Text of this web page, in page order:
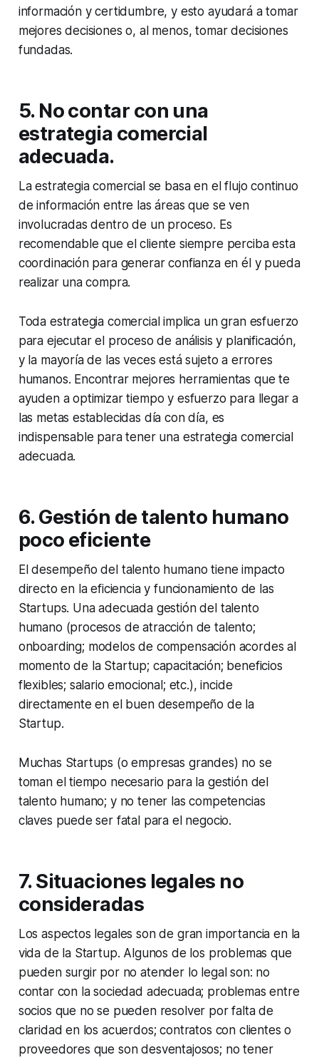
información y certidumbre, y esto ayudará a tomar
mejores decisiones o, al menos, tomar decisiones
fundadas.
5. No contar con una
estrategia comercial
adecuada.
La estrategia comercial se basa en el flujo continuo
de información entre las áreas que se ven
involucradas dentro de un proceso. Es
recomendable que el cliente siempre perciba esta
coordinación para generar confianza en él y pueda
realizar una compra.
Toda estrategia comercial implica un gran esfuerzo
para ejecutar el proceso de análisis y planificación,
y la mayoría de las veces está sujeto a errores
humanos. Encontrar mejores herramientas que te
ayuden a optimizar tiempo y esfuerzo para llegar a
las metas establecidas día con día, es
indispensable para tener una estrategia comercial
adecuada.
6. Gestión de talento humano
poco eficiente
El desempeño del talento humano tiene impacto
directo en la eficiencia y funcionamiento de las
Startups. Una adecuada gestión del talento
humano (procesos de atracción de talento;
onboarding; modelos de compensación acordes al
momento de la Startup; capacitación; beneficios
flexibles; salario emocional; etc.), incide
directamente en el buen desempeño de la
Startup.
Muchas Startups (o empresas grandes) no se
toman el tiempo necesario para la gestión del
talento humano; y no tener las competencias
claves puede ser fatal para el negocio.
7. Situaciones legales no
consideradas
Los aspectos legales son de gran importancia en la
vida de la Startup. Algunos de los problemas que
pueden surgir por no atender lo legal son: no
contar con la sociedad adecuada; problemas entre
socios que no se pueden resolver por falta de
claridad en los acuerdos; contratos con clientes o
proveedores que son desventajosos; no tener